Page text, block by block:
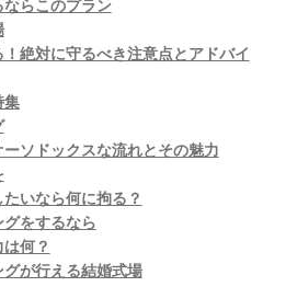
らこのプラン
絶対に守るべき注意点とアドバイ
集
ソドックスな流れとその魅力
いなら何に拘る？
をするなら
何？
が行える結婚式場